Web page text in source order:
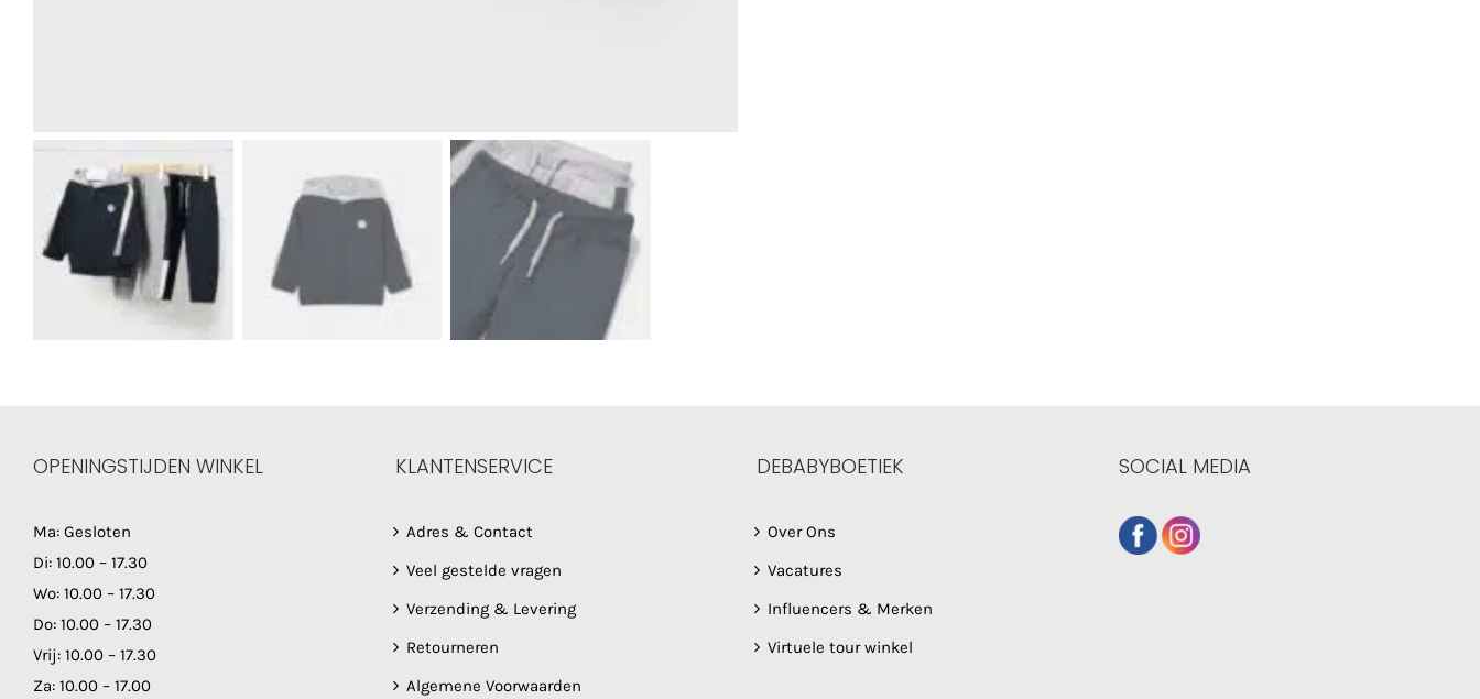
OPENINGSTIJDEN WINKEL
Ma: Gesloten
Di: 10.00 – 17.30
Wo: 10.00 – 17.30
Do: 10.00 – 17.30
Vrij: 10.00 – 17.30
Za: 10.00 – 17.00
KLANTENSERVICE
Adres & Contact
Veel gestelde vragen
Verzending & Levering
Retourneren
Algemene Voorwaarden
DEBABYBOETIEK
Over Ons
Vacatures
Influencers & Merken
Virtuele tour winkel
SOCIAL MEDIA